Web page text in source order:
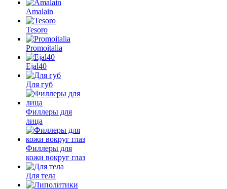
Amalain
Tesoro
Promoitalia
Ejal40
Для губ
Филлеры для
лица
Филлеры для
кожи вокруг глаз
Для тела